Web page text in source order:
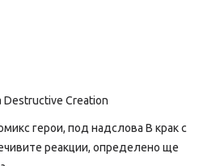
Creation
герои, под надслова В крак с
реакции, определено ще